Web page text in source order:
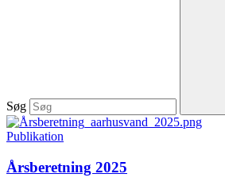
Søg
Publikation
Årsberetning 2025